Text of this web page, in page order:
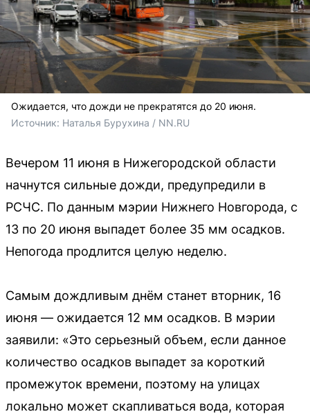
Ожидается, что дожди не прекратятся до 20 июня.
Источник: Наталья Бурухина / NN.RU
Вечером 11 июня в Нижегородской области
начнутся сильные дожди, предупредили в
РСЧС. По данным мэрии Нижнего Новгорода, с
13 по 20 июня выпадет более 35 мм осадков.
Непогода продлится целую неделю.
Самым дождливым днём станет вторник, 16
июня — ожидается 12 мм осадков. В мэрии
заявили: «Это серьезный объем, если данное
количество осадков выпадет за короткий
промежуток времени, поэтому на улицах
локально может скапливаться вода, которая